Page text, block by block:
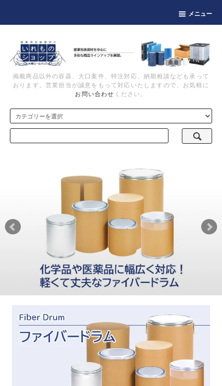
メニュー
掲載商品以外の容器、大口案件、特注対応、納期相談なども承って
おります。営業担当が誠意をもって対応いたしますので、お気軽に
お問い合わせ ください。